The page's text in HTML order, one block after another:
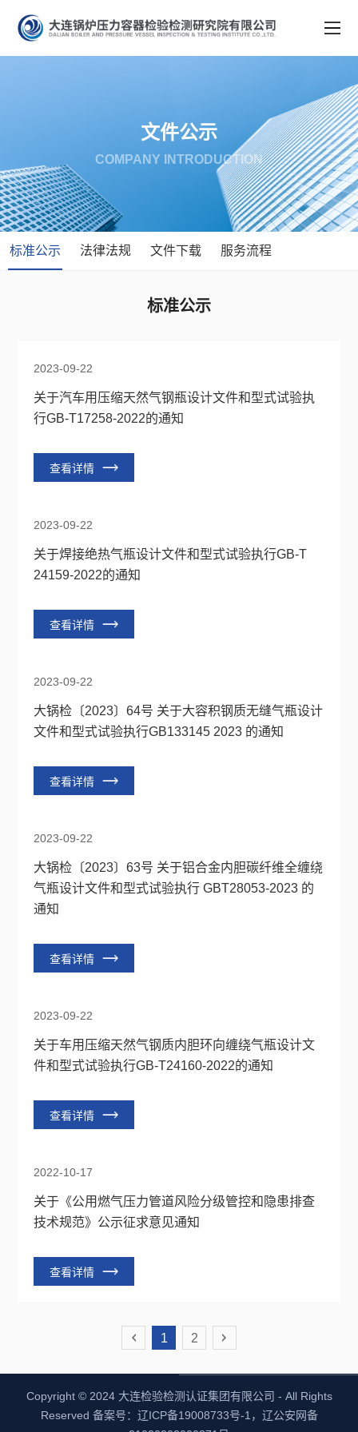
文件公示
COMPANY INTRODUCTION
标准公示 法律法规 文件下载 服务流程
标准公示
2023-09-22
关于汽车用压缩天然气钢瓶设计文件和型式试验执
行GB-T17258-2022的通知
查看详情
2023-09-22
关于焊接绝热气瓶设计文件和型式试验执行GB-T
24159-2022的通知
查看详情
2023-09-22
大锅检〔2023〕64号 关于大容积钢质无缝气瓶设计
文件和型式试验执行GB133145 2023 的通知
查看详情
2023-09-22
大锅检〔2023〕63号 关于铝合金内胆碳纤维全缠绕
气瓶设计文件和型式试验执行 GBT28053-2023 的
通知
查看详情
2023-09-22
关于车用压缩天然气钢质内胆环向缠绕气瓶设计文
件和型式试验执行GB-T24160-2022的通知
查看详情
2022-10-17
关于《公用燃气压力管道风险分级管控和隐患排查
技术规范》公示征求意见通知
查看详情
1 2
Copyright © 2024 大连检验检测认证集团有限公司 - All Rights
Reserved 备案号：辽ICP备19008733号-1，辽公安网备